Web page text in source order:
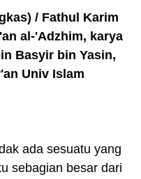
/ Fathul Karim
al-'Adzhim, karya
Basyir bin Yasin,
Univ Islam
ada sesuatu yang
sebagian besar dari